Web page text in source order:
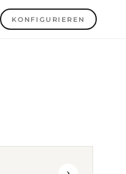
KONFIGURIEREN